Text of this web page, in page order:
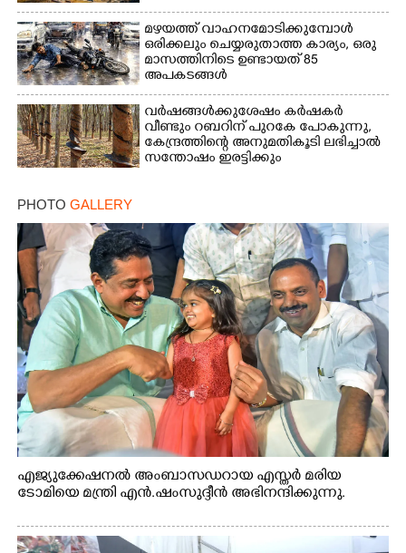
മഴയത്ത് വാഹനമോടിക്കുമ്പോൾ
ഒരിക്കലും ചെയ്യരുതാത്ത കാര്യം, ഒരു
മാസത്തിനിടെ ഉണ്ടായത് 85
അപകടങ്ങൾ
വർഷങ്ങൾക്കുശേഷം കർഷകർ
വീണ്ടും റബറിന് പുറകേ പോകുന്നു,
കേന്ദ്രത്തിന്റെ അനുമതികൂടി ലഭിച്ചാൽ
സന്തോഷം ഇരട്ടിക്കും
PHOTO GALLERY
എജ്യുക്കേഷനൽ അംബാസഡറായ എസ്തർ മരിയ
ടോമിയെ മന്ത്രി എൻ.ഷംസുദ്ദീൻ അഭിനന്ദിക്കുന്നു.